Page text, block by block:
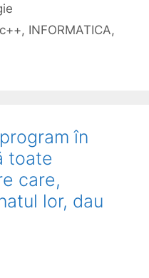
c++, INFORMATICA,
în
toate
care,
lor, dau